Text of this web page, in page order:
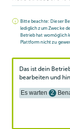
Bitte beachte: Dieser
lediglich zum Zwecke
Betrieb hat womöglich
Plattform nicht zu
Das ist dein
bearbeiten und
Es warten 2